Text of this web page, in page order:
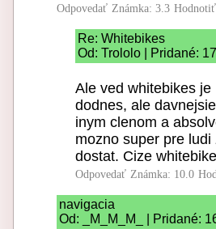
Odpovedať Známka: 3.3
Re: Whitebikes
Od: Trololo | Pridané:
Ale ved whitebikes
dodnes, ale
inym clenom a
mozno super pre
dostat. Cize
Odpovedať Známka: 10.0
navigacia
Od: _M_M_M_ | Pridané: